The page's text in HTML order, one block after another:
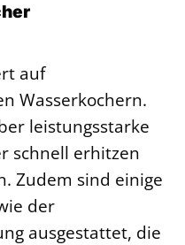
auf
Wasserkochern.
leistungsstarke
schnell erhitzen
Zudem sind einige
der
ausgestattet, die